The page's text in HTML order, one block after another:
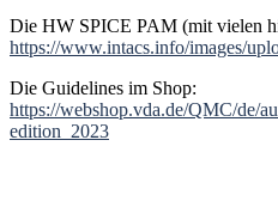
Die HW SPICE PAM (mit vielen
https://www.intacs.info/images/
Die Guidelines im Shop:
https://webshop.vda.de/QMC/de/
edition_2023